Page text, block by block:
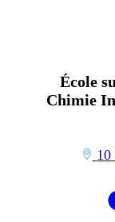
École
Chimie
10